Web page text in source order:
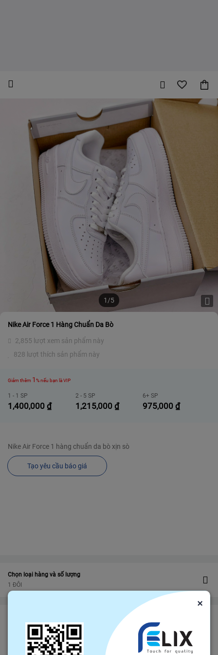
1/5
Nike Air Force 1 Hàng Chuẩn Da Bò
2,855 lượt xem sản phẩm này
828 lượt thích sản phẩm này
Giảm thêm 1 % nếu bạn là VIP
1,400,000 ₫
1 - 1 SP
1,215,000 ₫
2 - 5 SP
975,000₫
6+ SP
Nike Air Force 1 hàng chuẩn da bò xịn sò
Tạo yêu cầu báo giá
Chọn loại hàng và số lượng
1 ĐÔI
Đảm bảo gửi hàng đúng hạn
Chính sách hoàn tiền
×